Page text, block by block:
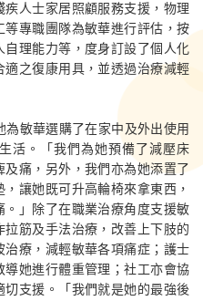
人士家居照顧服務支援，物理
專職團隊為敏華進行評估，按
理能力等，度身訂設了個人化
適之復康用具，並透過治療減輕
敏華選購了在家中及外出使用
活。「我們為她預備了減壓床
痛，另外，我們亦為她添置了
讓她既可升高輪椅來拿東西，
」除了在職業治療角度支援敏
筋及手法治療，改善上下肢的
療，減輕敏華各項痛症；護士
她進行體重管理；社工亦會協
支援。「我們就是她的最強後